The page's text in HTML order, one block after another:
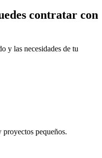
contratar con
y las necesidades de tu
pequeños.